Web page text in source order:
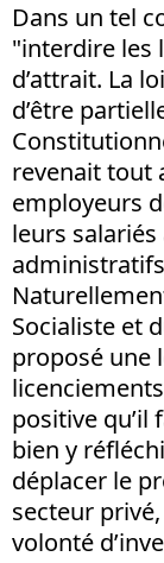
Dans un tel
"interdire les
d’attrait. La
d’être
revenait tout
employeurs
leurs
Socialiste et
proposé une
positive qu’il
bien y
déplacer le
secteur
volonté